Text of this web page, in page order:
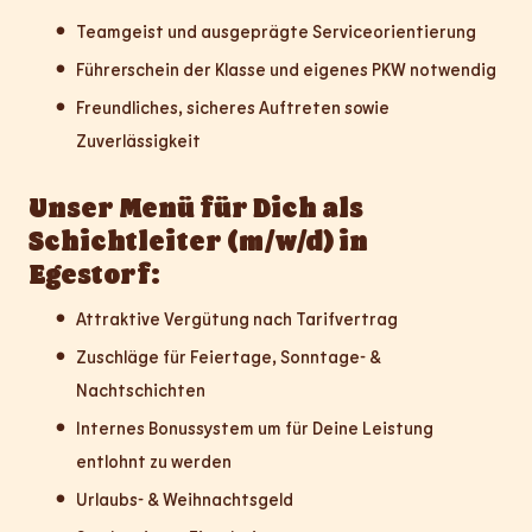
Teamgeist und ausgeprägte Serviceorientierung
Führerschein der Klasse und eigenes PKW notwendig
Freundliches, sicheres Auftreten sowie
Zuverlässigkeit
Unser Menü für Dich als
Schichtleiter (m/w/d) in
Egestorf:
Attraktive Vergütung nach Tarifvertrag
Zuschläge für Feiertage, Sonntage- &
Nachtschichten
Internes Bonussystem um für Deine Leistung
entlohnt zu werden
Urlaubs- & Weihnachtsgeld